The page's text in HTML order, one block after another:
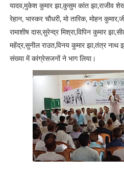
यादव,मुकेश कुमार झा,कुसुम कांत झा,राजीव
रेहान, भास्कर चौधरी, मो तारिक, मोहन
रामाशीष दास,सुरेन्द्र मिश्रा,विपिन कुमार
महेंद्र,सुनील राउत,विनय कुमार झा,तंत्र
संख्या में कांग्रेसजनों ने भाग लिया।